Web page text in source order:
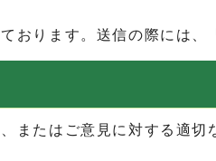
おります。送信の際には、
またはご意見に対する適